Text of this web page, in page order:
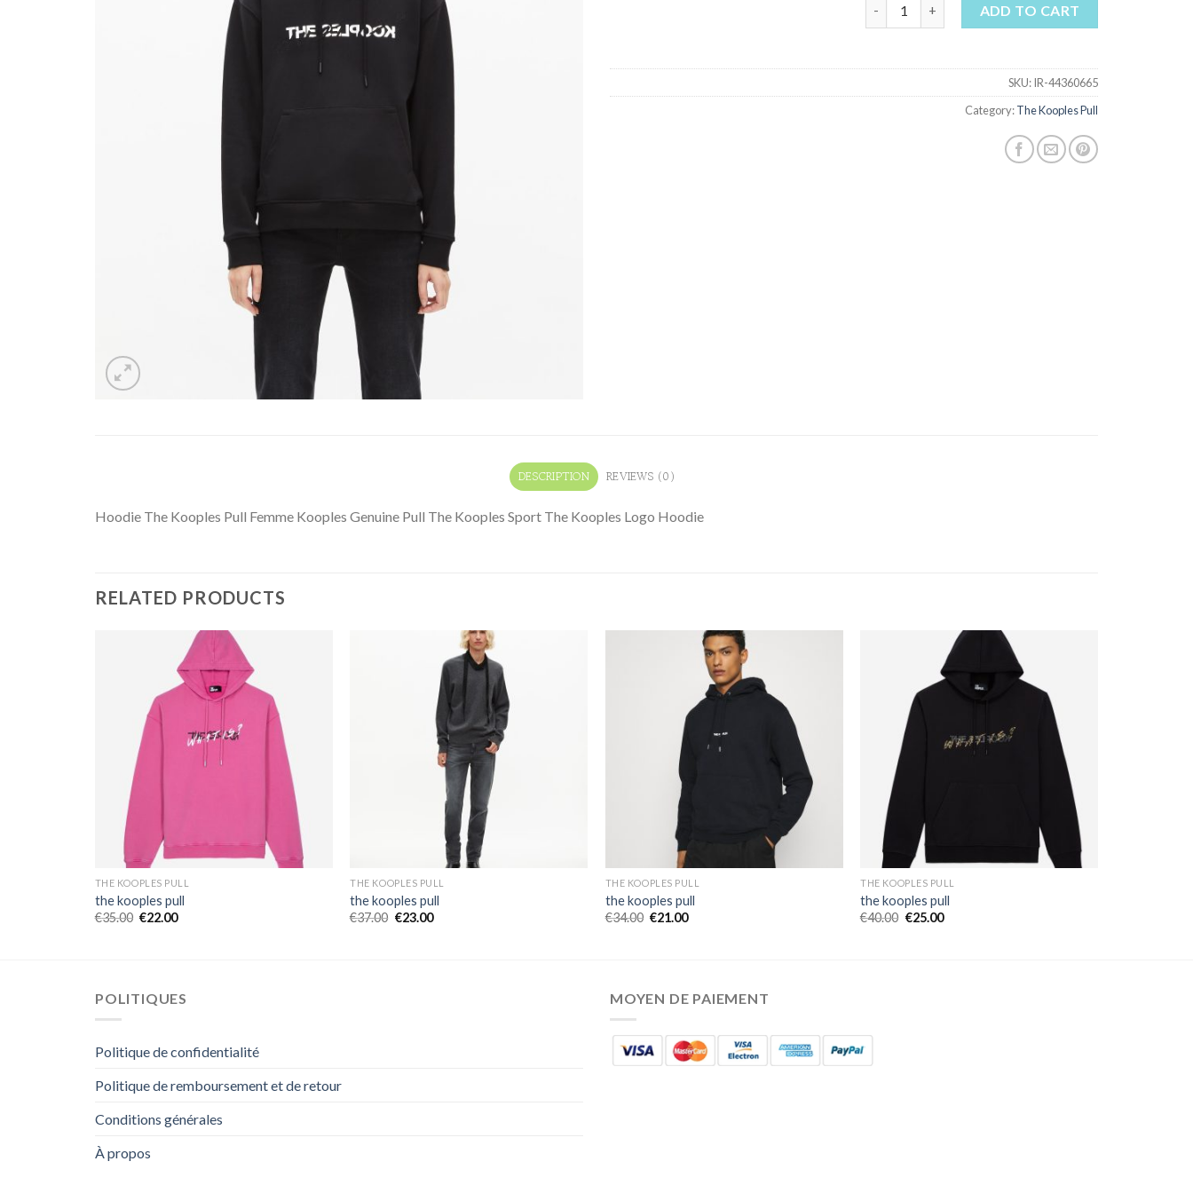
ADD TO CART
SKU:IR-44360665
Category:The Kooples Pull
DESCRIPTION REVIEWS (0)
Hoodie The Kooples Pull Femme Kooples Genuine Pull The Kooples Sport The Kooples Logo Hoodie
RELATED PRODUCTS
THE KOOPLES PULL
the kooples pull
€35.00 €22.00
THE KOOPLES PULL
the kooples pull
€37.00 €23.00
THE KOOPLES PULL
the kooples pull
€34.00 €21.00
THE KOOPLES PULL
the kooples pull
€40.00 €25.00
POLITIQUES
Politique de confidentialité
Politique de remboursement et de retour
Conditions générales
À propos
MOYEN DE PAIEMENT